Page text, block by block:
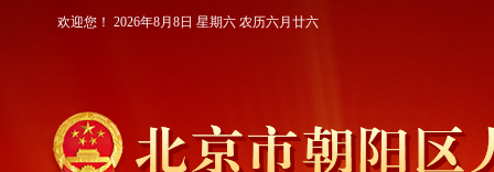
欢迎您！ 2026年8月8日 星期六 农历六月廿六